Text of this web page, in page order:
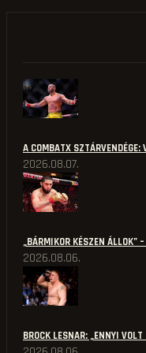
A COMBATX
2026.08.07.
„BÁRMIKOR KÉSZEN ÁLLOK”
2026.08.06.
BROCK LESNAR: „ENNYI